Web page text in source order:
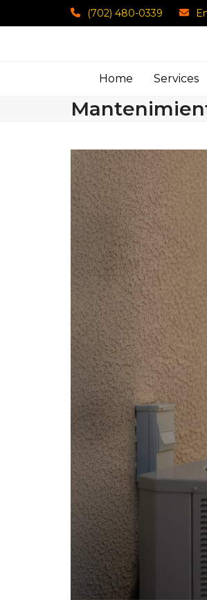
to
(702) 480-0339
Home Services